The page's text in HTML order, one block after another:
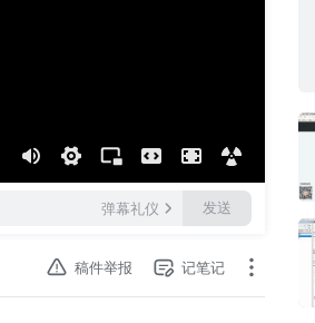
弹幕礼仪 发送
稿件举报 记笔记